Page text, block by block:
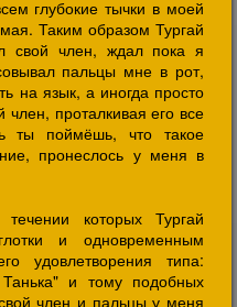
глубокие тычки в моей
Таким образом Тургай
свой член, ждал пока я
пальцы мне в рот,
на язык, а иногда просто
член, проталкивая его все
ты поймёшь, что такое
пронеслось у меня в
которых Тургай
и одновременным
удовлетворения типа:
и тому подобных
член и пальцы у меня